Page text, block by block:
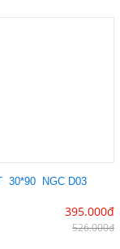
30*90 NGC D03
395.000đ
526.000đ